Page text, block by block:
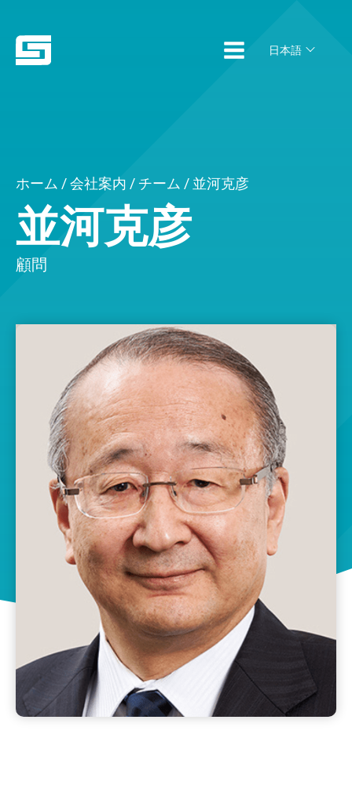
日本語
ホーム /会社案内 / チーム / 並河克彦
並河克彦
顧問